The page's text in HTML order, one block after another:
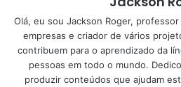
Olá, eu sou Jackson Roger,
empresas e criador de vários
contribuem para o aprendizado da
pessoas em todo o mundo.
produzir conteúdos que ajudam